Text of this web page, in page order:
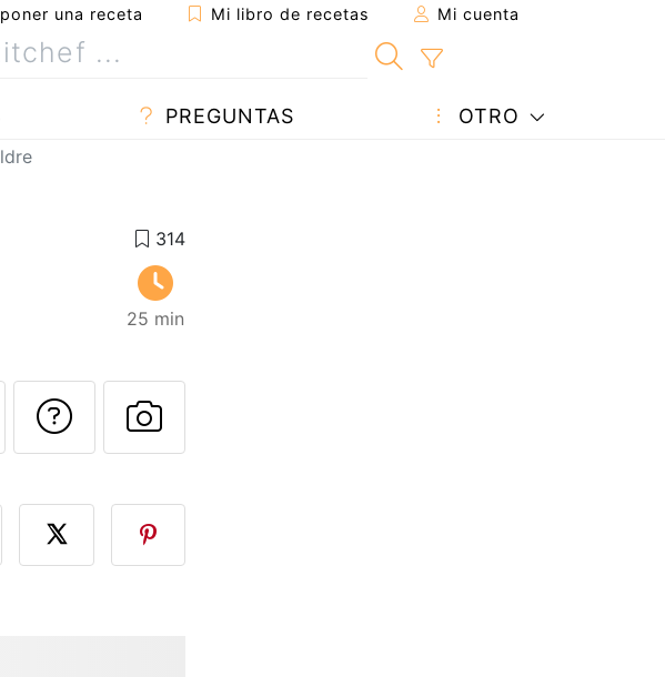
una receta Mi libro de recetas Mi cuenta
PREGUNTAS OTRO
25 min
esta receta a un amigo
Imprimir esta página
Preguntar al autor
Publicar la foto de esta receta